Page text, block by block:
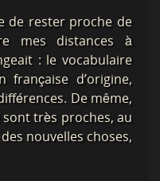
de rester proche de
mes distances à
: le vocabulaire
d’origine,
De même,
très proches, au
nouvelles choses,